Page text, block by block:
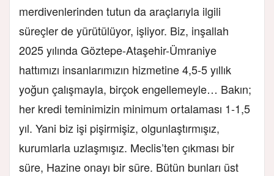
merdivenlerinden tutun da araçlarıyla ilgili
süreçler de yürütülüyor, işliyor. Biz, inşallah
2025 yılında Göztepe-Ataşehir-Ümraniye
hattımızı insanlarımızın hizmetine 4,5-5 yıllık
yoğun çalışmayla, birçok engellemeyle… Bakın;
her kredi teminimizin minimum ortalaması 1-1,5
yıl. Yani biz işi pişirmişiz, olgunlaştırmışız,
kurumlarla uzlaşmışız. Meclis’ten çıkması bir
süre, Hazine onayı bir süre. Bütün bunları üst